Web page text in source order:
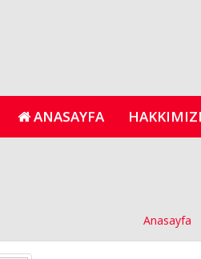
ANASAYFA
Anasayfa